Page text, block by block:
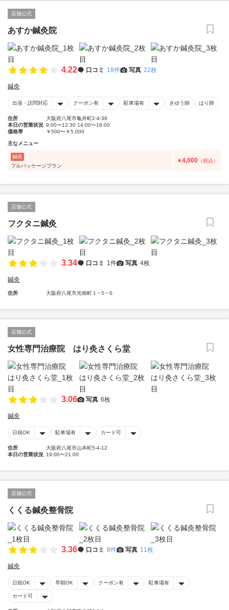
店舗公式
あすか鍼灸院
4.22 口コミ 18件 写真 22枚
鍼灸
出張・訪問対応 クーポン有 駐車場有 きゆう師 はり師
住所
大阪府八尾市亀井町2-4-39
本日の営業状況 9:00〜12:30 14:00〜19:00
価格帯
￥500〜￥5,000
主なメニュー
鍼灸
フルパッケージプラン
￥4,000 （税込）
店舗公式
フクタニ鍼灸
3.34 口コミ 1件 写真 4枚
鍼灸
住所 大阪府八尾市光南町１−５−６
店舗公式
女性専門治療院 はり灸さくら堂
3.06 写真 6枚
鍼灸
日祝OK 駐車場有 カード可
住所
大阪府八尾市山本町5-4-12
本日の営業状況 19:00〜21:00
店舗公式
くくる鍼灸整骨院
3.36 口コミ 8件 写真 11枚
鍼灸
日祝OK 早朝OK クーポン有 駐車場有
カード可